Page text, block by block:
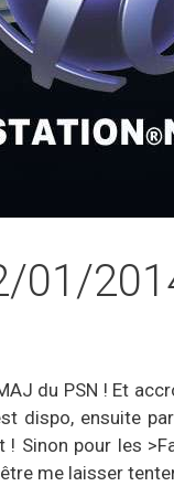
01/
du PSN ! Et
dispo, ensuite
Sinon pour les
me laisser